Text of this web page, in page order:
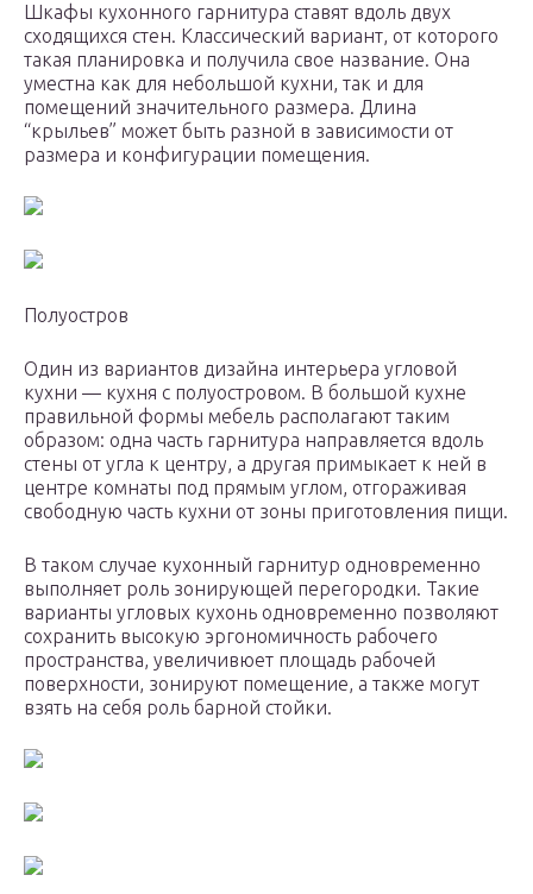
Шкафы кухонного гарнитура ставят вдоль двух
сходящихся стен. Классический вариант, от которого
такая планировка и получила свое название. Она
уместна как для небольшой кухни, так и для
помещений значительного размера. Длина
“крыльев” может быть разной в зависимости от
размера и конфигурации помещения.
Полуостров
Один из вариантов дизайна интерьера угловой
кухни — кухня с полуостровом. В большой кухне
правильной формы мебель располагают таким
образом: одна часть гарнитура направляется вдоль
стены от угла к центру, а другая примыкает к ней в
центре комнаты под прямым углом, отгораживая
свободную часть кухни от зоны приготовления пищи.
В таком случае кухонный гарнитур одновременно
выполняет роль зонирующей перегородки. Такие
варианты угловых кухонь одновременно позволяют
сохранить высокую эргономичность рабочего
пространства, увеличивюет площадь рабочей
поверхности, зонируют помещение, а также могут
взять на себя роль барной стойки.